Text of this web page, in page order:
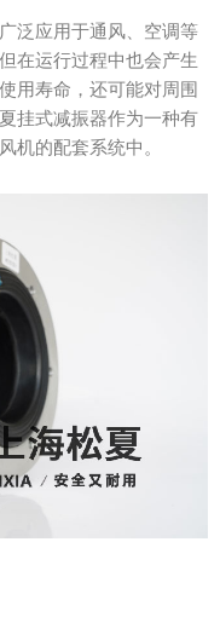
泛应用于通风、空调等
在运行过程中也会产生
用寿命，还可能对周围
挂式减振器作为一种有
机的配套系统中。